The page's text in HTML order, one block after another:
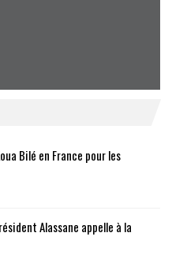
Bilé en France pour les
Alassane appelle à la